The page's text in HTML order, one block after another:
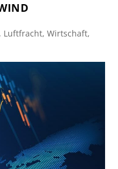
, Luftfracht,Wirtschaft,